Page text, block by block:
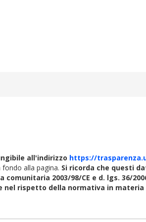
all'indirizzo https://
fondo alla pagina. Si ricorda che questi
2003/98/CE e d. lgs. 36/
rispetto della normativa in